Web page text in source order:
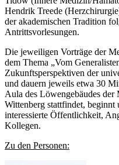
Hendrik Treede
der akademischen Tradition
Antrittsvorlesungen.
Die jeweiligen Vorträge der
dem Thema „Vom
Zukunftsperspektiven der
und dauern jeweils etwa 30
Aula des Löwengebäudes
Wittenberg stattfindet,
interessierte Öffentlichkeit,
Kollegen.
Zu den Personen: